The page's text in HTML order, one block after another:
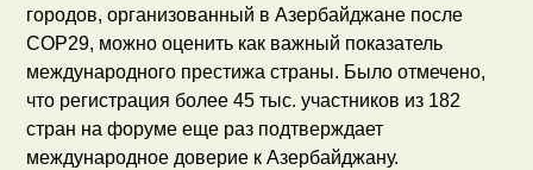
городов, организованный в Азербайджане после
COP29, можно оценить как важный показатель
международного престижа страны. Было отмечено,
что регистрация более 45 тыс. участников из 182
стран на форуме еще раз подтверждает
международное доверие к Азербайджану.